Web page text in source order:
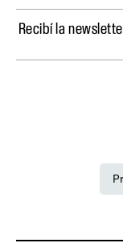
Recibí la